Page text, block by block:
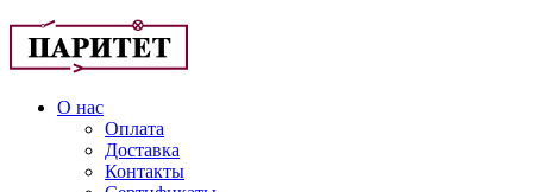
О нас
Оплата
Доставка
Контакты